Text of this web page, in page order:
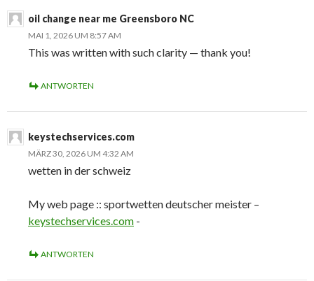
oil change near me Greensboro NC
MAI 1, 2026 UM 8:57 AM
This was written with such clarity — thank you!
ANTWORTEN
keystechservices.com
MÄRZ 30, 2026 UM 4:32 AM
wetten in der schweiz
My web page :: sportwetten deutscher meister –
keystechservices.com -
ANTWORTEN